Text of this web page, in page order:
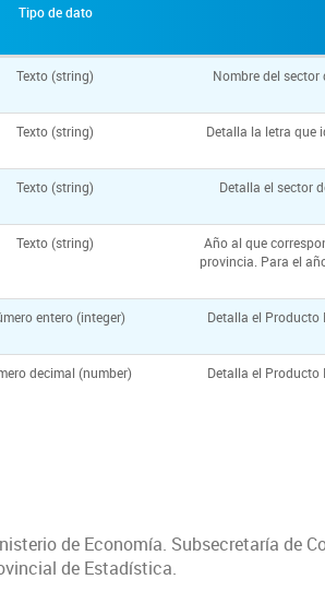
Tipo de dato
Texto (string)
Nombre del
Texto (string)
Detalla la letra que
Texto (string)
Detalla el sector
Texto (string)
Año al que
provincia. Para el
entero (integer)
Detalla el Producto
decimal (number)
Detalla el Producto
de Economía. Subsecretaría de
de Estadística.